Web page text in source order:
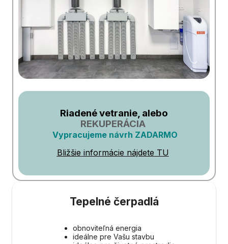
Riadené vetranie, alebo
REKUPERÁCIA
Vypracujeme návrh ZADARMO
Bližšie informácie nájdete TU
Tepelné čerpadlá
obnoviteľná energia
ideálne pre Vašu stavbu